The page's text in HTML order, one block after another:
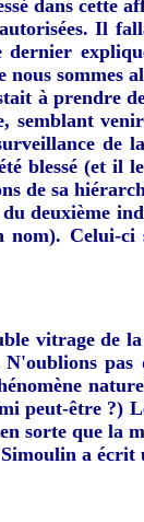
dans
Il
dernier
sommes
à prendre
de
blessé (et il
de sa
deuxième
Celui-
vitrage de
peut-être ?)
que la
a